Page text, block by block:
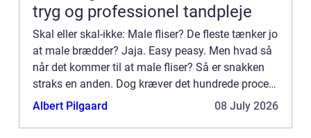
tryg og professionel tandpleje
Skal eller skal-ikke: Male fliser? De fleste tænker jo
at male brædder? Jaja. Easy peasy. Men hvad så
når det kommer til at male fliser? Så er snakken
straks en anden. Dog kræver det hundrede procent
research og koncentration at gå igang med det her
Albert Pilgaard 08 July 2026